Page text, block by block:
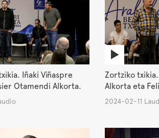
Iñaki Viñaspre
Otamendi Alkorta.
Zortziko
Alkorta eta
2024-02-11